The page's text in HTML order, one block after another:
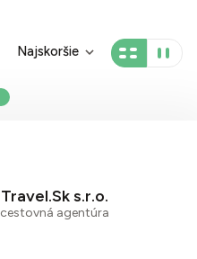
Najskoršie
Travel.Sk s.r.o.
cestovná agentúra